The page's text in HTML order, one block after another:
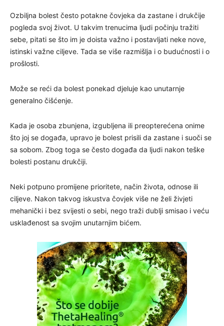
Ozbiljna bolest često potakne čovjeka da zastane i drukčije
pogleda svoj život. U takvim trenucima ljudi počinju tražiti
sebe, pitati se što im je doista važno i postavljati neke nove,
istinski važne ciljeve. Tada se više razmišlja i o budućnosti i o
prošlosti.
Može se reći da bolest ponekad djeluje kao unutarnje
generalno čišćenje.
Kada je osoba zbunjena, izgubljena ili preopterećena onime
što joj se događa, upravo je bolest prisili da zastane i suoči se
sa sobom. Zbog toga se često događa da ljudi nakon teške
bolesti postanu drukčiji.
Neki potpuno promijene prioritete, način života, odnose ili
ciljeve. Nakon takvog iskustva čovjek više ne želi živjeti
mehanički i bez svijesti o sebi, nego traži dublji smisao i veću
usklađenost sa svojim unutarnjim bićem.